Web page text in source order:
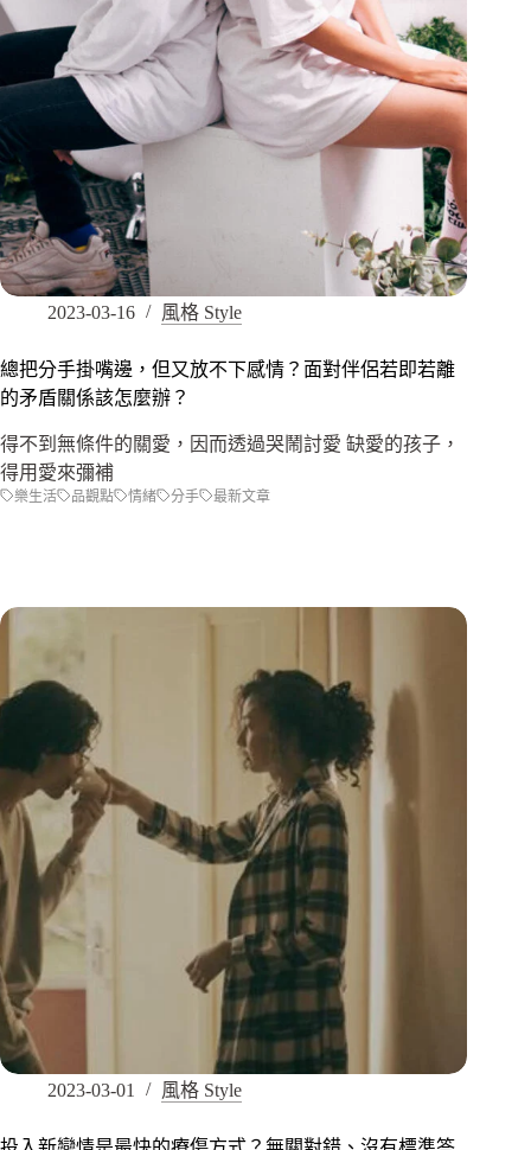
2023-03-16 風格 Style
總把分手掛嘴邊，但又放不下感情？面對伴侶若即若離
的矛盾關係該怎麼辦？
得不到無條件的關愛，因而透過哭鬧討愛 缺愛的孩子，
得用愛來彌補
樂生活 品觀點 情緒 分手 最新文章
2023-03-01 風格 Style